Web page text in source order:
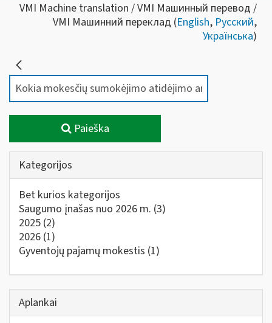
VMI Machine translation / VMI Машинный перевод /
VMI Машинний переклад (English, Русский,
Українська)
Paieška
Kategorijos
Bet kurios kategorijos
Saugumo įnašas nuo 2026 m. (3)
2025 (2)
2026 (1)
Gyventojų pajamų mokestis (1)
Aplankai